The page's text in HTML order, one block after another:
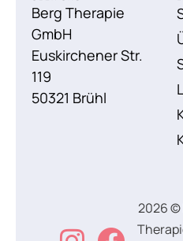
Berg Therapie
GmbH
Euskirchener Str.
119
50321 Brühl
2026 ©